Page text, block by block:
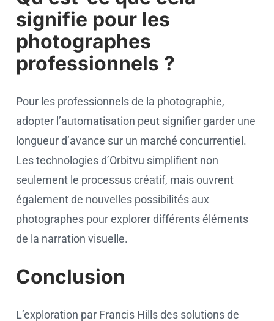
signifie pour les
photographes
professionnels ?
Pour les professionnels de la photographie,
adopter l’automatisation peut signifier garder une
longueur d’avance sur un marché concurrentiel.
Les technologies d’Orbitvu simplifient non
seulement le processus créatif, mais ouvrent
également de nouvelles possibilités aux
photographes pour explorer différents éléments
de la narration visuelle.
Conclusion
L’exploration par Francis Hills des solutions de